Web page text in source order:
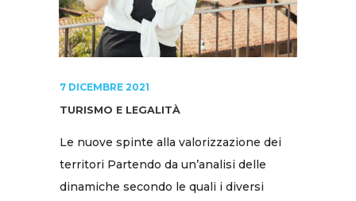
7 DICEMBRE 2021
TURISMO E LEGALITÀ
Le nuove spinte alla valorizzazione dei
territori Partendo da un’analisi delle
dinamiche secondo le quali i diversi